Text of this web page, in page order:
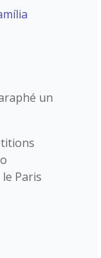
un
Paris